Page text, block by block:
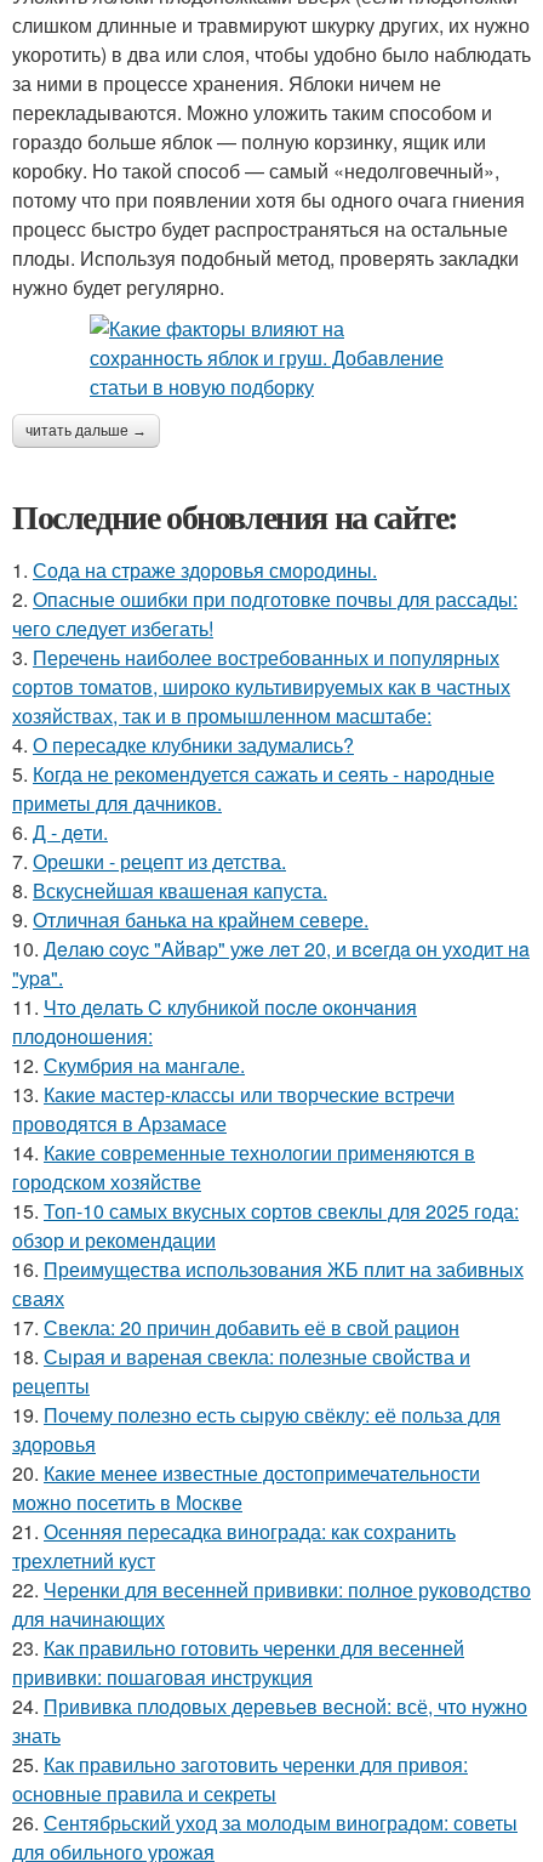
слишком длинные и травмируют шкурку других, их нужно
укоротить) в два или слоя, чтобы удобно было наблюдать
за ними в процессе хранения. Яблоки ничем не
перекладываются. Можно уложить таким способом и
гораздо больше яблок — полную корзинку, ящик или
коробку. Но такой способ — самый «недолговечный»,
потому что при появлении хотя бы одного очага гниения
процесс быстро будет распространяться на остальные
плоды. Используя подобный метод, проверять закладки
нужно будет регулярно.
читать дальше →
Последние обновления на сайте:
1. Сода на страже здоровья смородины.
2. Опасные ошибки при подготовке почвы для рассады:
чего следует избегать!
3. Перечень наиболее востребованных и популярных
сортов томатов, широко культивируемых как в частных
хозяйствах, так и в промышленном масштабе:
4. О пересадке клубники задумались?
5. Когда не рекомендуется сажать и сеять - народные
приметы для дачников.
6. Д - дeти.
7. Орешки - рецепт из детства.
8. Вскуснейшая квашеная капуста.
9. Отличная банька на крайнем севере.
10. Дeлaю coуc "Aйвap" ужe лeт 20, и вceгдa oн уxoдит нa
"уpa".
11. Чтo дeлaть C клубникoй пocлe oкoнчaния
плoдoнoшeния:
12. Скумбрия на мангале.
13. Какие мастер-классы или творческие встречи
проводятся в Арзамасе
14. Какие современные технологии применяются в
городском хозяйстве
15. Топ-10 самых вкусных сортов свеклы для 2025 года:
обзор и рекомендации
16. Преимущества использования ЖБ плит на забивных
сваях
17. Свекла: 20 причин добавить её в свой рацион
18. Сырая и вареная свекла: полезные свойства и
рецепты
19. Почему полезно есть сырую свёклу: её польза для
здоровья
20. Какие менее известные достопримечательности
можно посетить в Москве
21. Осенняя пересадка винограда: как сохранить
трехлетний куст
22. Черенки для весенней прививки: полное руководство
для начинающих
23. Как правильно готовить черенки для весенней
прививки: пошаговая инструкция
24. Прививка плодовых деревьев весной: всё, что нужно
знать
25. Как правильно заготовить черенки для привоя:
основные правила и секреты
26. Сентябрьский уход за молодым виноградом: советы
для обильного урожая